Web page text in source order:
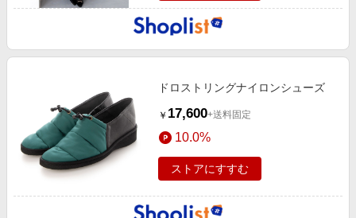
ドロストリングナイロンシューズ
￥ 17,600+送料固定
10.0%
ストアにすすむ